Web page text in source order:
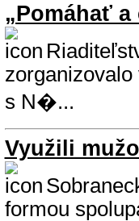
„Pomáhať
s N�...
Využili
formou